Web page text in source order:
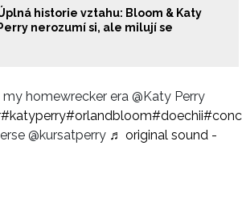
historie vztahu: Bloom & Katy
Perry nerozumí si, ale milují se
my homewrecker era @Katy Perry
#katyperry#orlandbloom#doechii
@kursatperry ♬ original sound -